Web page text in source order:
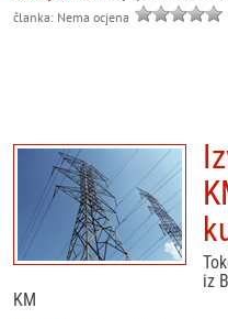
članka: Nema ocjena
iz
KM